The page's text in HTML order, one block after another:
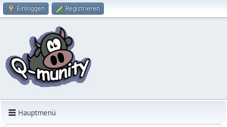
Einloggen Registrieren
Hauptmenü